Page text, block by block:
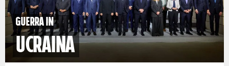
Guerra in
Ucraina